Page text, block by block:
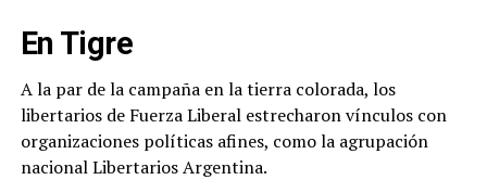
En Tigre
A la par de la campaña en la tierra colorada, los
libertarios de Fuerza Liberal estrecharon vínculos con
organizaciones políticas afines, como la agrupación
nacional Libertarios Argentina.